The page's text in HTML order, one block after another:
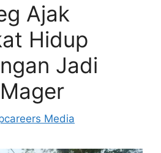
Ajak
Hidup
Jadi
Media